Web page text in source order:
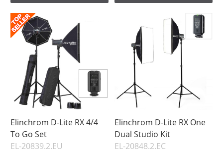
Elinchrom D-Lite RX 4/4
To Go Set
EL-20839.2.EU
Elinchrom D-Lite RX One
Dual Studio Kit
EL-20848.2.EC